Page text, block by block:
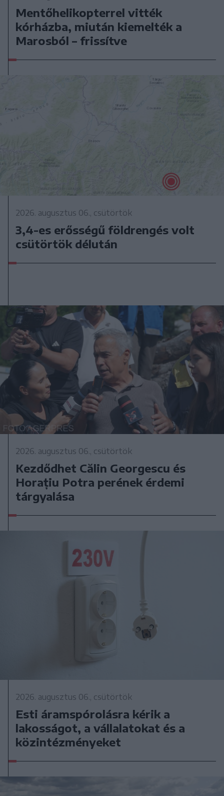
Mentőhelikopterrel vitték
kórházba, miután kiemelték a
Marosból – frissítve
2026. augusztus 06., csütörtök
3,4-es erősségű földrengés volt
csütörtök délután
2026. augusztus 06., csütörtök
Kezdődhet Călin Georgescu és
Horațiu Potra perének érdemi
tárgyalása
2026. augusztus 06., csütörtök
Esti áramspórolásra kérik a
lakosságot, a vállalatokat és a
közintézményeket